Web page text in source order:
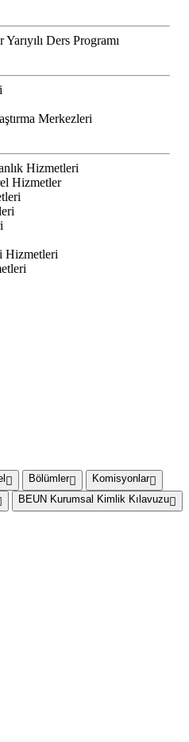
Ders Programı
Merkezleri
Hizmetleri
Hizmetler
Hizmetleri
Bölümler
Komisyonlar
BEUN Kurumsal Kimlik Kılavuzu